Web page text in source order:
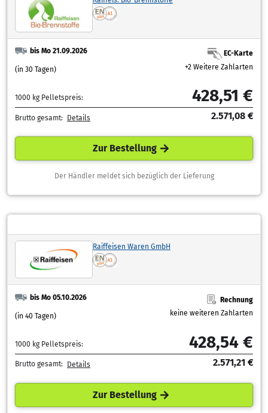
bis Mo 21.09.2026
(in 30 Tagen)
EC-Karte
+2 Weitere Zahlarten
1000 kg Pelletspreis: 428,51 €
Brutto gesamt: Details 2.571,08 €
Zur Bestellung
Der Händler meldet sich bezüglich der Lieferung
Raiffeisen Waren GmbH
bis Mo 05.10.2026
(in 40 Tagen)
Rechnung
keine weiteren Zahlarten
1000 kg Pelletspreis: 428,54 €
Brutto gesamt: Details 2.571,21 €
Zur Bestellung